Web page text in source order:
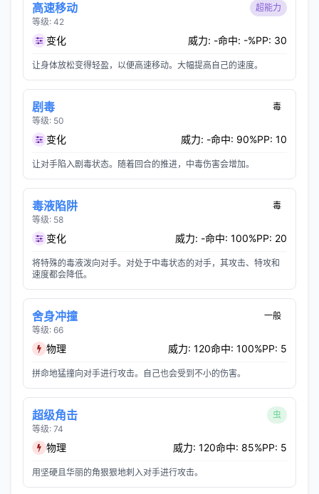
高速移动
等级: 42
超能力
变化 威力: -命中: -%PP: 30
让身体放松变得轻盈，以便高速移动。大幅提高自己的速度。
剧毒
等级: 50
毒
变化 威力: -命中: 90%PP: 10
让对手陷入剧毒状态。随着回合的推进，中毒伤害会增加。
毒液陷阱
等级: 58
毒
变化 威力: -命中: 100%PP: 20
将特殊的毒液泼向对手。对处于中毒状态的对手，其攻击、特攻和
速度都会降低。
舍身冲撞
等级: 66
一般
物理 威力: 120命中: 100%PP: 5
拼命地猛撞向对手进行攻击。自己也会受到不小的伤害。
超级角击
等级: 74
虫
物理 威力: 120命中: 85%PP: 5
用坚硬且华丽的角狠狠地刺入对手进行攻击。